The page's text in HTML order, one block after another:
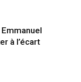
à l’écart